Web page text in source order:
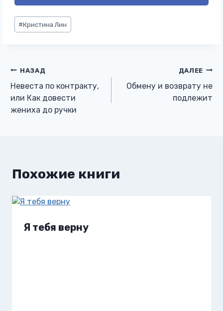
Метки
записи:
#Кристина Лин
Навигация
по
записям
НАЗАД
Невеста по контракту,
или Как довести
жениха до ручки
ДАЛЕЕ
Обмену и возврату не
подлежит
Похожие книги
Я тебя верну